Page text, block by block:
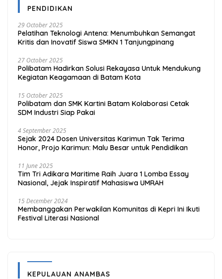
PENDIDIKAN
29 October 2025
Pelatihan Teknologi Antena: Menumbuhkan Semangat
Kritis dan Inovatif Siswa SMKN 1 Tanjungpinang
27 October 2025
Polibatam Hadirkan Solusi Rekayasa Untuk Mendukung
Kegiatan Keagamaan di Batam Kota
15 October 2025
Polibatam dan SMK Kartini Batam Kolaborasi Cetak
SDM Industri Siap Pakai
4 September 2025
Sejak 2024 Dosen Universitas Karimun Tak Terima
Honor, Projo Karimun: Malu Besar untuk Pendidikan
11 June 2025
Tim Tri Adikara Maritime Raih Juara 1 Lomba Essay
Nasional, Jejak Inspiratif Mahasiswa UMRAH
15 December 2024
Membanggakan Perwakilan Komunitas di Kepri Ini Ikuti
Festival Literasi Nasional
KEPULAUAN ANAMBAS